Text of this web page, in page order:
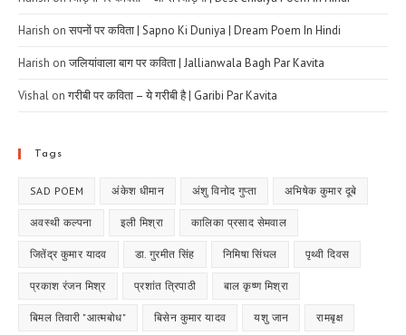
Harish onसपनों पर कविता | Sapno Ki Duniya | Dream Poem In Hindi
Harish onजलियांवाला बाग पर कविता | Jallianwala Bagh Par Kavita
Vishal onगरीबी पर कविता – ये गरीबी है | Garibi Par Kavita
Tags
SAD POEM अंकेश धीमान अंशु विनोद गुप्ता अभिषेक कुमार दूबे
अवस्थी कल्पना इली मिश्रा कालिका प्रसाद सेमवाल
जितेंद्र कुमार यादव डा. गुरमीत सिंह निमिषा सिंघल पृथ्वी दिवस
प्रकाश रंजन मिश्र प्रशांत त्रिपाठी बाल कृष्ण मिश्रा
बिमल तिवारी "आत्मबोध" बिसेन कुमार यादव यशु जान रामबृक्ष